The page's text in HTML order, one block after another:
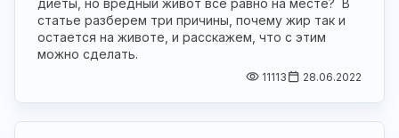
статье разберем три причины, почему жир так и
остается на животе, и расскажем, что с этим
можно сделать.
11113 28.06.2022